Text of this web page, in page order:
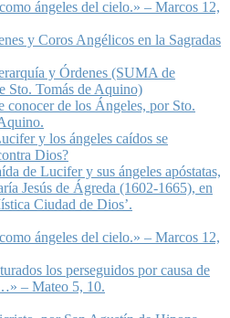
ángeles del cielo.» – Marcos 12,
y Coros Angélicos en la Sagradas
y Órdenes (SUMA de
Sto. Tomás de Aquino)
conocer de los Ángeles, por Sto.
y los ángeles caídos se
Dios?
de Lucifer y sus ángeles apóstatas,
Jesús de Ágreda (1602-1665), en
Ciudad de Dios’.
ángeles del cielo.» – Marcos 12,
los perseguidos por causa de
– Mateo 5, 10.